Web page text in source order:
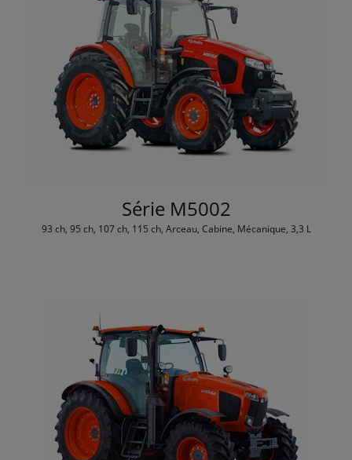
Série M5002
93 ch, 95 ch, 107 ch, 115 ch, Arceau, Cabine, Mécanique, 3,3 L